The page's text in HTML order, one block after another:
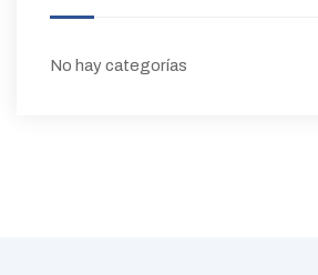
No hay categorías